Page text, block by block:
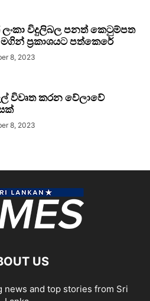
ලංකා විදුලිබල පනත් කෙටුම්පත
මගින් ප්‍රකාශයට පත්කෙරේ
8, 2023
විවෘත කරන වේලාවේ
8, 2023
US
news and top stories from Sri